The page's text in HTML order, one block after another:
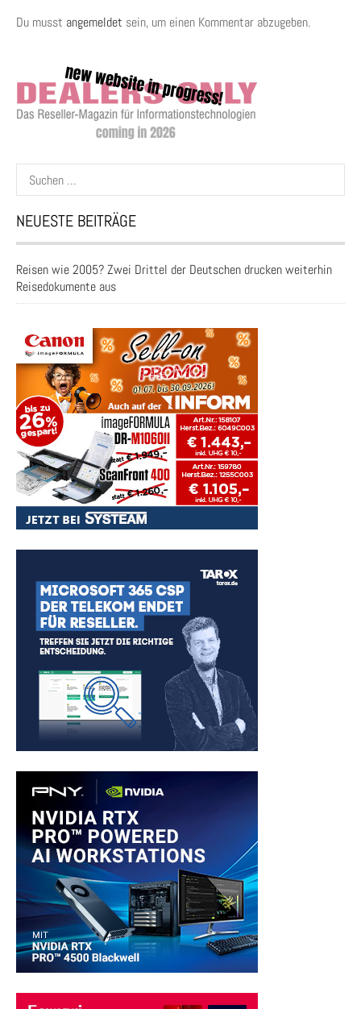
Du musst angemeldet sein, um einen Kommentar abzugeben.
Suchen
nach:
NEUESTE BEITRÄGE
Reisen wie 2005? Zwei Drittel der Deutschen drucken weiterhin
Reisedokumente aus